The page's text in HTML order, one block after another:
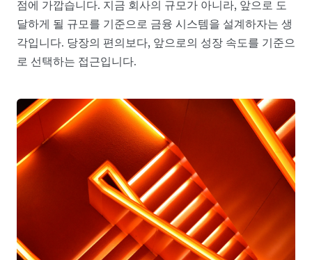
점에 가깝습니다. 지금 회사의 규모가 아니라, 앞으로 도
달하게 될 규모를 기준으로 금융 시스템을 설계하자는 생
각입니다. 당장의 편의보다, 앞으로의 성장 속도를 기준으
로 선택하는 접근입니다.